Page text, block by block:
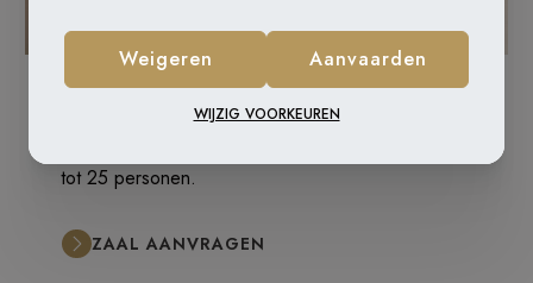
Johannesruimte
tot 25 personen.
ZAAL AANVRAGEN
Weigeren Aanvaarden
WIJZIG VOORKEUREN